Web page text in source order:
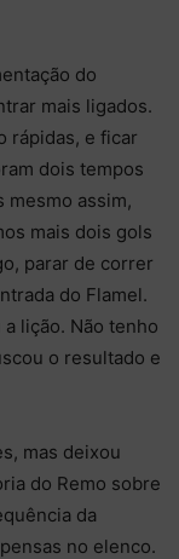
do
mais ligados.
rápidas, e ficar
dois tempos
mesmo assim,
mais dois gols
parar de correr
do Flamel.
lição. Não tenho
o resultado e
mas deixou
do Remo sobre
da
no elenco.